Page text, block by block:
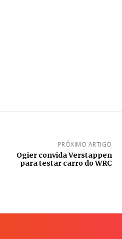
PRÓXIMO ARTIGO
Ogier convida Verstappen
para testar carro do WRC